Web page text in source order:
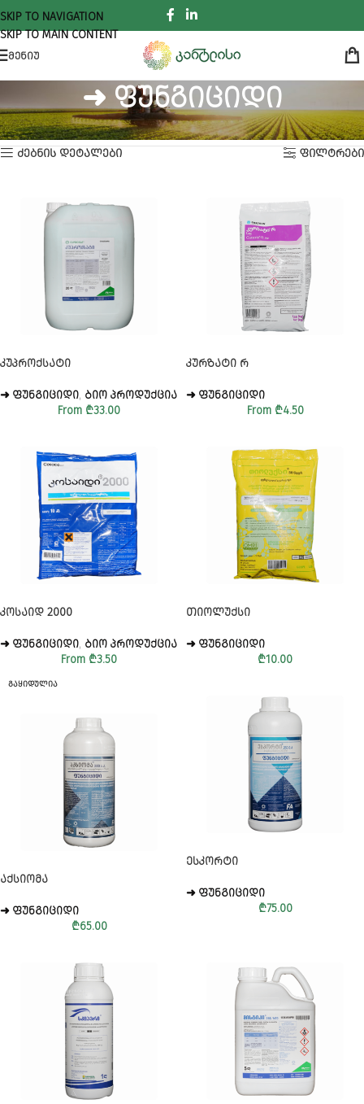
SKIP TO NAVIGATION
SKIP TO MAIN CONTENT
ᲛᲔᲜᲘᲣ
➜ ფუნგიციდი
ᲛᲗᲐᲕᲐᲠᲘ ᲞᲔᲡᲢᲘᲪᲘᲓᲔᲑᲘ ➜ ფუნგიციდი Showing 1–18 of 21 results
ᲫᲔᲑᲜᲘᲡ ᲓᲔᲢᲐᲚᲔᲑᲘ ᲤᲘᲚᲢᲠᲔᲑᲘ
ᲙᲣᲞᲠᲝᲥᲡᲐᲢᲘ
➜ ᲤᲣᲜᲒᲘᲪᲘᲓᲘ, ᲑᲘᲝ ᲞᲠᲝᲓᲣᲥᲪᲘᲐ
From ₾33.00
ᲙᲣᲠᲖᲐᲢᲘ Რ
➜ ᲤᲣᲜᲒᲘᲪᲘᲓᲘ
From ₾4.50
ᲙᲝᲡᲐᲘᲓ 2000
➜ ᲤᲣᲜᲒᲘᲪᲘᲓᲘ, ᲑᲘᲝ ᲞᲠᲝᲓᲣᲥᲪᲘᲐ
From ₾3.50
ᲗᲘᲝᲚᲣᲥᲡᲘ
➜ ᲤᲣᲜᲒᲘᲪᲘᲓᲘ
₾10.00
ᲒᲐᲧᲘᲓᲣᲚᲘᲐ
ᲐᲥᲡᲘᲝᲛᲐ
➜ ᲤᲣᲜᲒᲘᲪᲘᲓᲘ
₾65.00
ᲔᲡᲙᲝᲠᲢᲘ
➜ ᲤᲣᲜᲒᲘᲪᲘᲓᲘ
₾75.00